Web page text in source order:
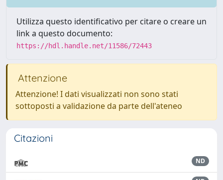
Utilizza questo identificativo per citare o creare un
link a questo documento:
https://hdl.handle.net/11586/72443
Attenzione
Attenzione! I dati visualizzati non sono stati
sottoposti a validazione da parte dell'ateneo
Citazioni
ND